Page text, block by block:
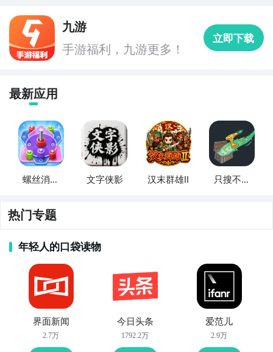
九游
手游福利，九游更多！
立即下载
最新应用
螺丝消消
文字侠影 汉末群雄Ⅱ
只搜不打
热门专题
年轻人的口袋读物
界面新闻
2.7万
今日头条
1792.2万
爱范儿
2.9万